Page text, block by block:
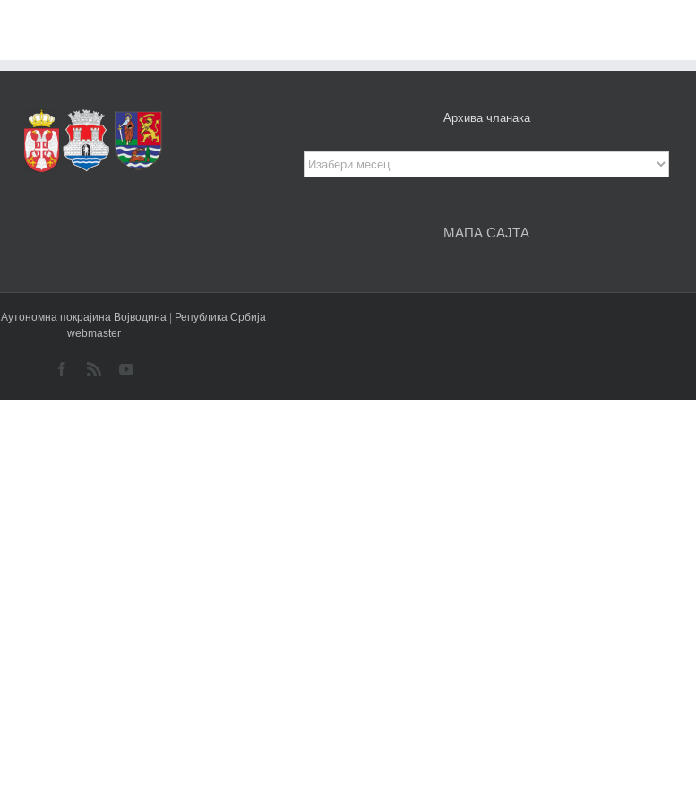
Архива чланака
Архива
чланака
МАПА САЈТА
Аутономна покрајина Војводина | Република Србија
webmaster
Facebook
Rss YouTube